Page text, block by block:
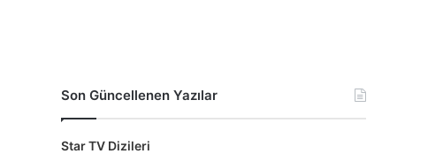
Son Güncellenen Yazılar
Star TV Dizileri